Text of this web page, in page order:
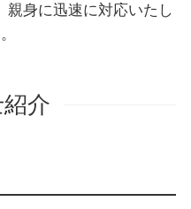
親身に迅速に対応いたし
介